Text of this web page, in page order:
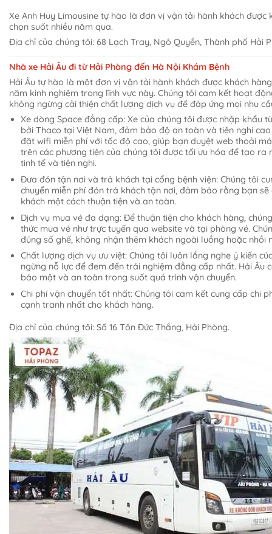
Xe Anh Huy Limousine tự hào là đơn vị vận tải hành khách được
chọn suốt nhiều năm qua.
Địa chỉ của chúng tôi: 68 Lạch Tray, Ngô Quyền, Thành phố Hải
Nhà xe Hải Âu đi từ Hải Phòng đến Hà Nội Khám Bệnh
Hải Âu tự hào là một đơn vị vận tải hành khách được khách
năm kinh nghiệm trong lĩnh vực này. Chúng tôi cam kết hoạt
không ngừng cải thiện chất lượng dịch vụ để đáp ứng mọi nhu
Xe dòng Space đẳng cấp: Xe của chúng tôi được nhập khẩu
bởi Thaco tại Việt Nam, đảm bảo độ an toàn và tiện nghi
đặt wifi miễn phí với tốc độ cao, giúp bạn duyệt web thoải
trên các phương tiện của chúng tôi được tối ưu hóa để tạo ra
tinh tế và tiện nghi.
Đưa đón tận nơi và trả khách tại cổng bệnh viện: Chúng tôi
chuyển miễn phí đón trả khách tận nơi, đảm bảo rằng bạn
khách một cách thuận tiện và an toàn.
Dịch vụ mua vé đa dạng: Để thuận tiện cho khách hàng,
thức mua vé như trực tuyến qua website và tại phòng vé.
đúng số ghế, không nhận thêm khách ngoài luồng hoặc nhồi
Chất lượng dịch vụ ưu việt: Chúng tôi luôn lắng nghe ý kiến
ngừng nỗ lực để đem đến trải nghiệm đẳng cấp nhất. Hải Âu
bảo mật và an toàn trong suốt quá trình vận chuyển.
Chi phí vận chuyển tốt nhất: Chúng tôi cam kết cung cấp chi
cạnh tranh nhất cho khách hàng.
Địa chỉ của chúng tôi: Số 16 Tôn Đức Thắng, Hải Phòng.